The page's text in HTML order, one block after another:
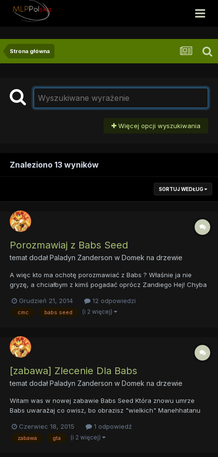
Strona główna
Więcej opcji wyszukiwania
Znaleziono 13 wyników
SORTUJ WEDŁUG
Porozmawiaj z Babs Seed
temat dodałPaladyn Zanderson w Domek na drzewie
A więc kto ma ochotę porozmawiać z Babs ? Właśnie ja nie
gryzę, a chciałbym z kimś pogadać oprócz Zandiego Hej! Chyba
Grudzień 21, 2014
12 odpowiedzi
cmc babs seed (i 2 więcej)
[zabawa] Zlecenie Dla Babs
temat dodałPaladyn Zanderson w Domek na drzewie
Witam was w nowej zabawie Babs Seed Która znowu umrze
Babs uwarażaj co owisz, bo obrazisz "wielkich" Manehhatanu
*rumeni się Don Appleno sądzi co innego masz od niego
zlecenie Nie zrobie tego nie ukradnę już więcej "jabłek" A "Kar...
Czerwiec 18, 2015 1 odpowiedź
zabawa gta (i 2 więcej)